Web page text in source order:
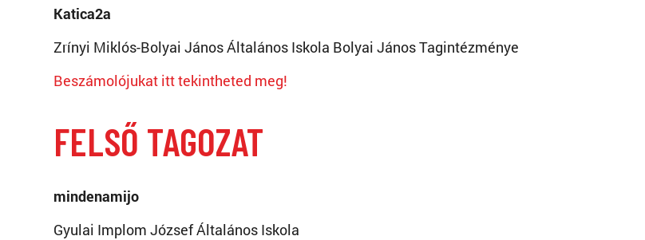
Katica2a
Zrínyi Miklós-Bolyai János Általános Iskola Bolyai János Tagintézménye
Beszámolójukat itt tekintheted meg!
FELSŐ TAGOZAT
mindenamijo
Gyulai Implom József Általános Iskola